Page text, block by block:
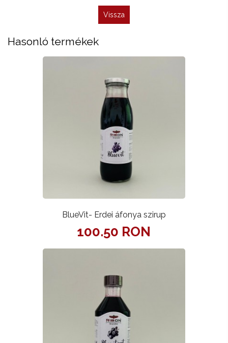
Vissza
Hasonló termékek
BlueVit- Erdei áfonya szirup
100.50 RON